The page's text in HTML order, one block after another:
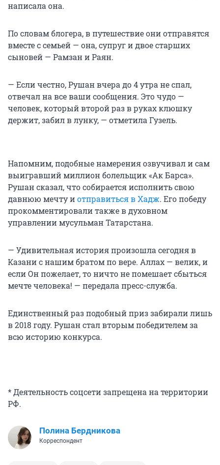
написала она.
По словам блогера, в путешествие они отправятся
вместе с семьей — она, супруг и двое старших
сыновей — Рамзан и Раян.
— Если честно, Рушан вчера до 4 утра не спал,
отвечал на все ваши сообщения. Это чудо —
человек, который второй раз в руках клюшку
держит, забил в лунку, — отметила Гузель.
Напомним, подобные намерения озвучивал и сам
выигравший миллион болельщик «Ак Барса».
Рушан сказал, что собирается исполнить свою
давнюю мечту иотправиться в Хадж. Его победу
прокомментировали также в духовном
управлении мусульман Татарстана.
— Удивительная история произошла сегодня в
Казани с нашим братом по вере. Аллах — велик, и
если Он пожелает, то ничто не помешает сбыться
мечте человека! — передала пресс-служба.
Единственный раз подобный приз забирали лишь
в 2018 году. Рушан стал вторым победителем за
всю историю конкурса.
* Деятельность соцсети запрещена на территории
РФ.
Полина Бердникова
Корреспондент